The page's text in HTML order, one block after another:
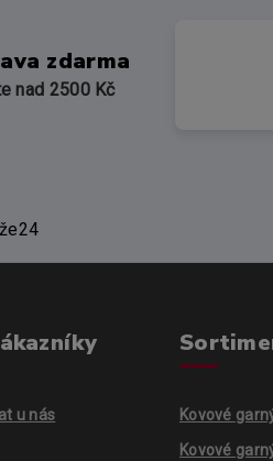
zdarma
nad 2500 Kč
u nás
Kovové
Kovové